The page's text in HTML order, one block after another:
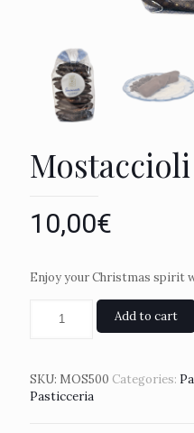
Mostaccioli
10,00€
Enjoy your Christmas spirit
Add to cart
SKU: MOS500 Categories:
Pasticceria